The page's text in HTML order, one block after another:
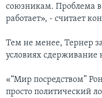
союзникам. Проблема в
работает», - считает
Тем не менее, Тернер
условиях
«“Мир посредством”
просто политический